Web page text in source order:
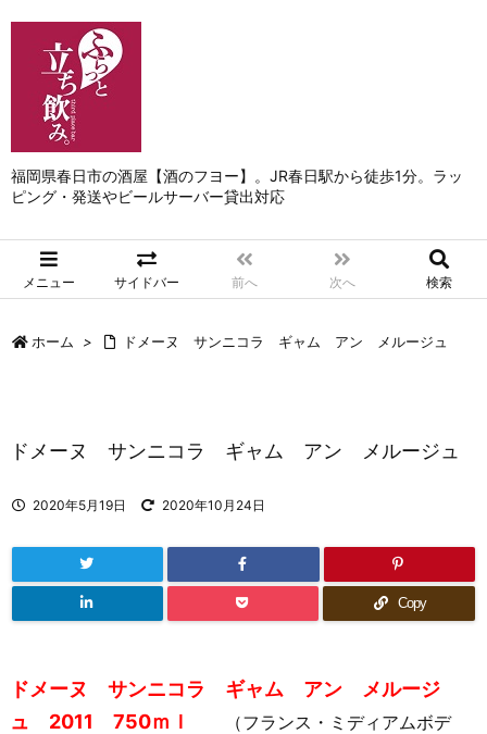
福岡県春日市の酒屋【酒のフヨー】。JR春日駅から徒歩1分。ラッ
ピング・発送やビールサーバー貸出対応
メニュー サイドバー 前へ 次へ 検索
ホーム > ドメーヌ サンニコラ ギャム アン メルージュ
ドメーヌ サンニコラ ギャム アン メルージュ
2020年5月19日 2020年10月24日
Copy
ドメーヌ サンニコラ ギャム アン メルージ
ュ 2011 750ｍｌ
（フランス・ミディアムボデ